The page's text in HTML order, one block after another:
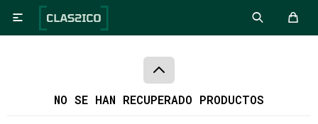

NO SE HAN RECUPERADO PRODUCTOS